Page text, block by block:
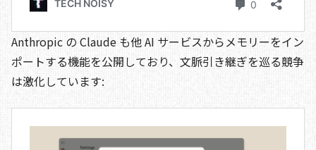
Anthropic の Claude も他 AI サービスからメモリーをイン
ポートする機能を公開しており、文脈引き継ぎを巡る競争
は激化しています: